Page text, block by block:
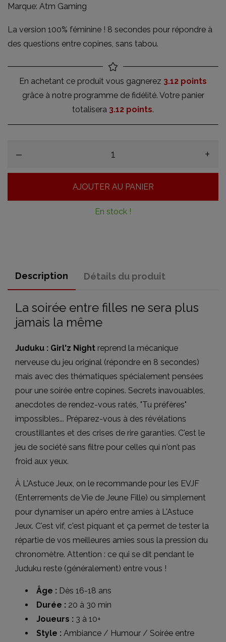
Marque: Atm Gaming
La version 100% féminine ! 8 secondes pour répondre à
des questions entre copines, sans tabou.
En achetant ce produit vous gagnerez 3.12 points
grâce à notre programme de fidélité. Votre panier
totalisera 3.12 points.
– +
AJOUTER AU PANIER
En stock !
Description Détails du produit
La soirée entre filles ne sera plus
jamais la même
Juduku : Girl'z Night reprend la mécanique
nerveuse du jeu original (répondre en 8 secondes)
mais avec des thématiques spécialement pensées
pour une soirée entre copines. Secrets inavouables,
anecdotes de rendez-vous ratés, "Tu préfères"
impossibles... Préparez-vous à des révélations
croustillantes et des crises de rire garanties. C'est le
jeu de société sans filtre pour celles qui n'ont pas
froid aux yeux.
À L'Astuce Jeux, on le recommande pour les EVJF
(Enterrements de Vie de Jeune Fille) ou simplement
pour dynamiser un apéro entre amies à L'Astuce
Jeux. C'est vif, c'est piquant et ça permet de tester la
répartie de vos meilleures amies sous la pression du
chronomètre. Attention : ce qui se dit pendant le
Juduku reste (généralement) entre vous !
Âge : Dès 16-18 ans
Durée : 20 à 30 min
Joueurs : 3 à 10+
Style : Ambiance / Humour / Soirée entre